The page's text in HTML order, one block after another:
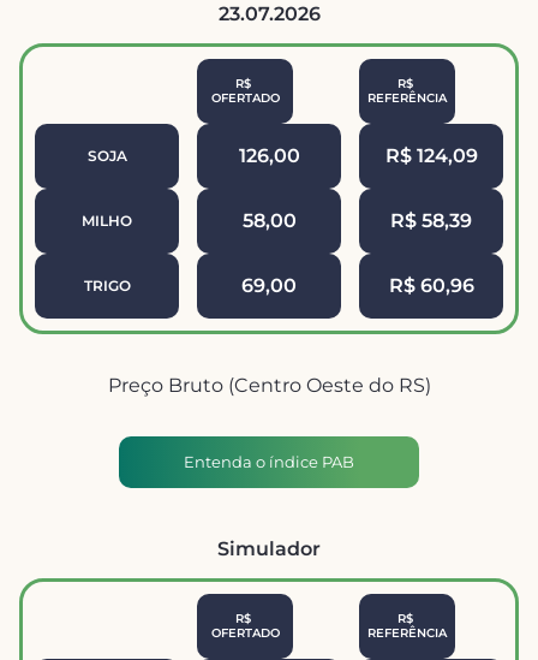
23.07.2026
R$
OFERTADO
R$
REFERÊNCIA
SOJA 126,00 R$ 124,09
MILHO 58,00 R$ 58,39
TRIGO 69,00 R$ 60,96
Preço Bruto (Centro Oeste do RS)
Entenda o índice PAB
Simulador
R$
OFERTADO
R$
REFERÊNCIA